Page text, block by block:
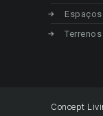
Terrenos
Concept